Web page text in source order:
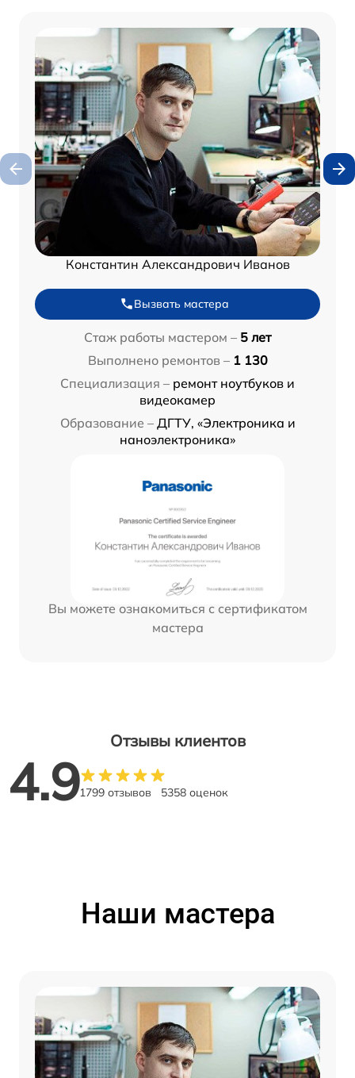
Константин Александрович Иванов
Вызвать мастера
Стаж работы мастером – 5 лет
Выполнено ремонтов – 1 130
Специализация – ремонт ноутбуков и
видеокамер
Образование – ДГТУ, «Электроника и
наноэлектроника»
Вы можете ознакомиться с сертификатом
мастера
Отзывы клиентов
4.91799 отзывов 5358 оценок
Наши мастера